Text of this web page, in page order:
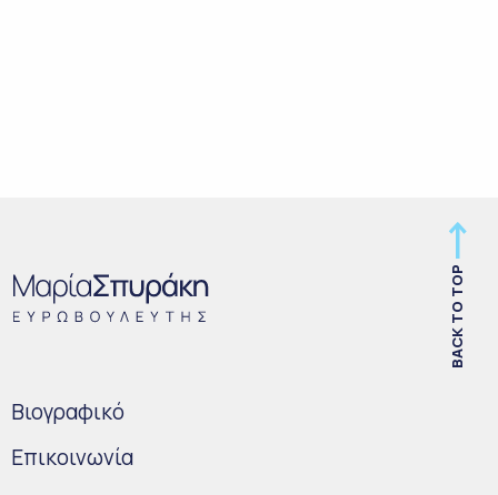
BACK TO TOP
Bιογραφικό
Επικοινωνία